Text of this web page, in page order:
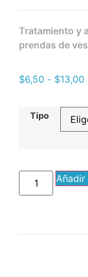
Tratamiento y
prendas de
$6,50 - $13,00
Tipo